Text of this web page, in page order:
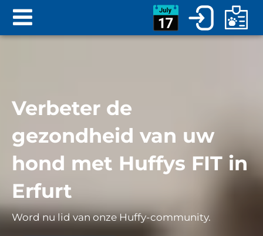
Verbeter de
gezondheid van uw
hond met Huffys FIT in
Erfurt
Word nu lid van onze Huffy-community.